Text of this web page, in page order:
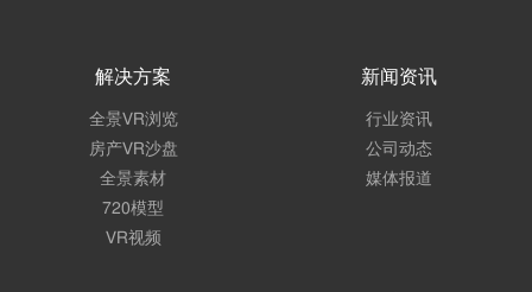
解决方案
全景VR浏览
房产VR沙盘
全景素材
720模型
VR视频
新闻资讯
行业资讯
公司动态
媒体报道